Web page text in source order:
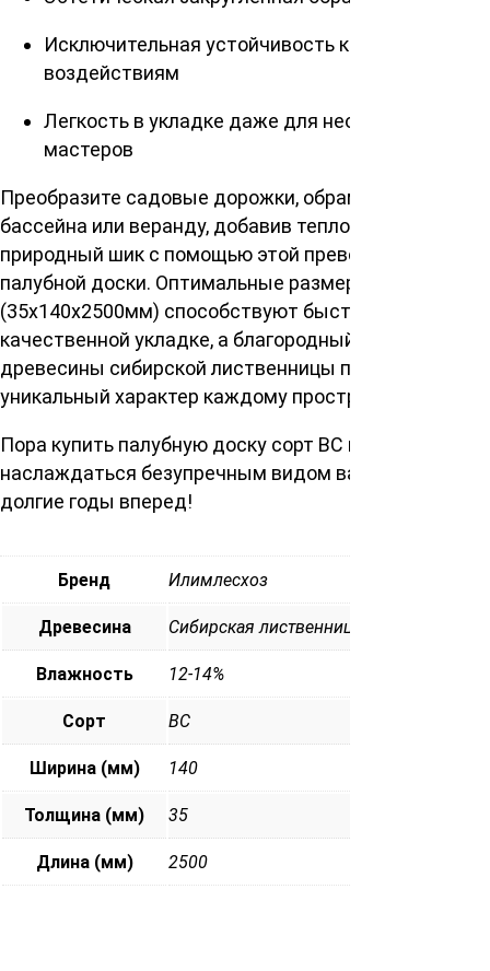
Исключительная устойчивость к внешним
воздействиям
Легкость в укладке даже для неопытных
мастеров
Преобразите садовые дорожки, обрамление
бассейна или веранду, добавив теплоту и
природный шик с помощью этой превосходной
палубной доски. Оптимальные размеры планки
(35х140х2500мм) способствуют быстрой и
качественной укладке, а благородный оттенок
древесины сибирской лиственницы придает
уникальный характер каждому пространству.
Пора купить палубную доску сорт ВС и
наслаждаться безупречным видом вашего дома на
долгие годы вперед!
Бренд Илимлесхоз
Древесина Сибирская лиственница
Влажность 12-14%
Сорт ВС
Ширина (мм) 140
Толщина (мм) 35
Длина (мм) 2500